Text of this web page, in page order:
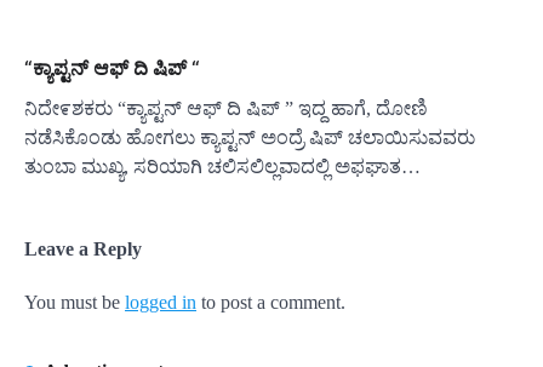
“ಕ್ಯಾಪ್ಟನ್ ಆಫ್ ದಿ ಷಿಪ್ “
ನಿದೇ೯ಶಕರು “ಕ್ಯಾಪ್ಟನ್ ಆಫ್ ದಿ ಷಿಪ್ ” ಇದ್ದ ಹಾಗೆ, ದೋಣಿ
ನಡೆಸಿಕೊಂಡು ಹೋಗಲು ಕ್ಯಾಪ್ಟನ್ ಅಂದ್ರೆ ಷಿಪ್ ಚಲಾಯಿಸುವವರು
ತುಂಬಾ ಮುಖ್ಯ, ಸರಿಯಾಗಿ ಚಲಿಸಲಿಲ್ಲವಾದಲ್ಲಿ ಅಫಘಾತ…
Leave a Reply
You must be logged in to post a comment.